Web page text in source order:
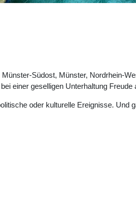
Südost, Münster, Nordrhein-
einer geselligen Unterhaltung
oder kulturelle Ereignisse.